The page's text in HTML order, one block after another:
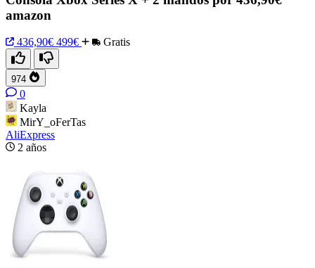
amazon
436,90€ 499€ Gratis
974
0
Kayla
MirY_oFerTas
AliExpress
2 años